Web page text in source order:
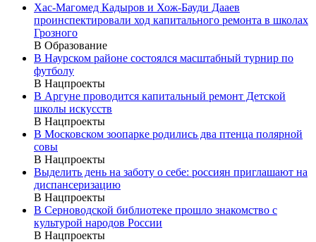
Хас-Магомед Кадыров и Хож-Бауди Дааев
проинспектировали ход капитального ремонта в школах
Грозного
В Образование
В Наурском районе состоялся масштабный турнир по
футболу
В Нацпроекты
В Аргуне проводится капитальный ремонт Детской
школы искусств
В Нацпроекты
В Московском зоопарке родились два птенца полярной
совы
В Нацпроекты
Выделить день на заботу о себе: россиян приглашают на
диспансеризацию
В Нацпроекты
В Серноводской библиотеке прошло знакомство с
культурой народов России
В Нацпроекты